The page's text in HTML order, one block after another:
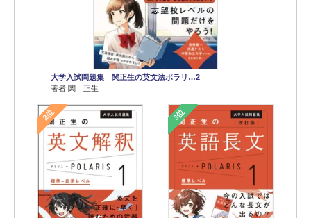
大学入試問題集 関正生の英文法ポラリ…2
著者 関 正生
2位 3位